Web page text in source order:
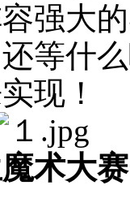
强大
等什
现！
术大